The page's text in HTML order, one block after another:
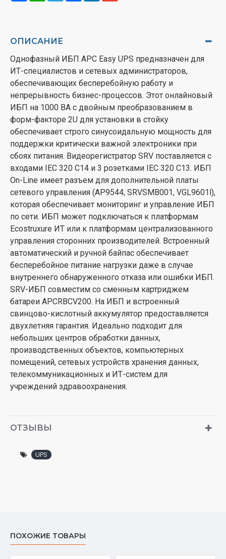
ОПИСАНИЕ
Однофазный ИБП APC Easy UPS предназначен для
ИТ-специалистов и сетевых администраторов,
обеспечивающих бесперебойную работу и
непрерывность бизнес-процессов. Этот онлайновый
ИБП на 1000 ВА с двойным преобразованием в
форм-факторе 2U для установки в стойку
обеспечивает строго синусоидальную мощность для
поддержки критически важной электроники при
сбоях питания. Видеорегистратор SRV поставляется с
входами IEC 320 C14 и 3 розетками IEC 320 C13. ИБП
On-Line имеет разъем для дополнительной платы
сетевого управления (AP9544, SRVSMB001, VGL9601l),
которая обеспечивает мониторинг и управление ИБП
по сети. ИБП может подключаться к платформам
Ecostruxure ИТ или к платформам централизованного
управления сторонних производителей. Встроенный
автоматический и ручной байпас обеспечивает
бесперебойное питание нагрузки даже в случае
внутреннего обнаруженного отказа или ошибки ИБП.
SRV-ИБП совместим со сменным картриджем
батареи APCRBCV200. На ИБП и встроенный
свинцово-кислотный аккумулятор предоставляется
двухлетняя гарантия. Идеально подходит для
небольших центров обработки данных,
производственных объектов, компьютерных
помещений, сетевых устройств хранения данных,
телекоммуникационных и ИТ-систем для
учреждений здравоохранения.
ОТЗЫВЫ
UPS
ПОХОЖИЕ ТОВАРЫ